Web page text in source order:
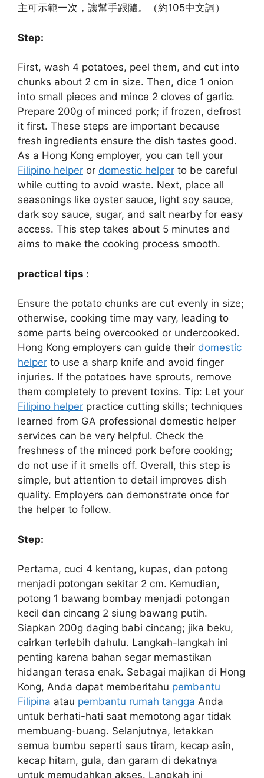
主可示範一次，讓幫手跟隨。（約105中文詞）
Step:
First, wash 4 potatoes, peel them, and cut into
chunks about 2 cm in size. Then, dice 1 onion
into small pieces and mince 2 cloves of garlic.
Prepare 200g of minced pork; if frozen, defrost
it first. These steps are important because
fresh ingredients ensure the dish tastes good.
As a Hong Kong employer, you can tell your
Filipino helper or domestic helper to be careful
while cutting to avoid waste. Next, place all
seasonings like oyster sauce, light soy sauce,
dark soy sauce, sugar, and salt nearby for easy
access. This step takes about 5 minutes and
aims to make the cooking process smooth.
practical tips :
Ensure the potato chunks are cut evenly in size;
otherwise, cooking time may vary, leading to
some parts being overcooked or undercooked.
Hong Kong employers can guide their domestic
helper to use a sharp knife and avoid finger
injuries. If the potatoes have sprouts, remove
them completely to prevent toxins. Tip: Let your
Filipino helper practice cutting skills; techniques
learned from GA professional domestic helper
services can be very helpful. Check the
freshness of the minced pork before cooking;
do not use if it smells off. Overall, this step is
simple, but attention to detail improves dish
quality. Employers can demonstrate once for
the helper to follow.
Step:
Pertama, cuci 4 kentang, kupas, dan potong
menjadi potongan sekitar 2 cm. Kemudian,
potong 1 bawang bombay menjadi potongan
kecil dan cincang 2 siung bawang putih.
Siapkan 200g daging babi cincang; jika beku,
cairkan terlebih dahulu. Langkah-langkah ini
penting karena bahan segar memastikan
hidangan terasa enak. Sebagai majikan di Hong
Kong, Anda dapat memberitahu pembantu
Filipina atau pembantu rumah tangga Anda
untuk berhati-hati saat memotong agar tidak
membuang-buang. Selanjutnya, letakkan
semua bumbu seperti saus tiram, kecap asin,
kecap hitam, gula, dan garam di dekatnya
untuk memudahkan akses. Langkah ini